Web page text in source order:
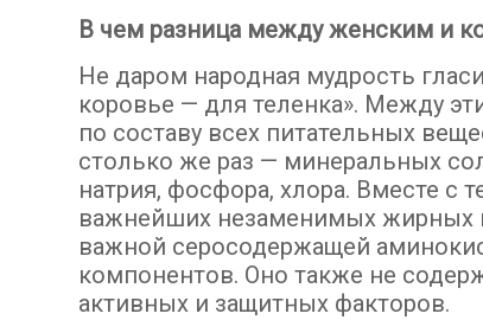
В чем разница между женским и
Не даром народная мудрость
коровье — для теленка». Между
по составу всех питательных
столько же раз — минеральных
натрия, фосфора, хлора. Вместе с
важнейших незаменимых жирных
важной серосодержащей
компонентов. Оно также не
активных и защитных факторов.